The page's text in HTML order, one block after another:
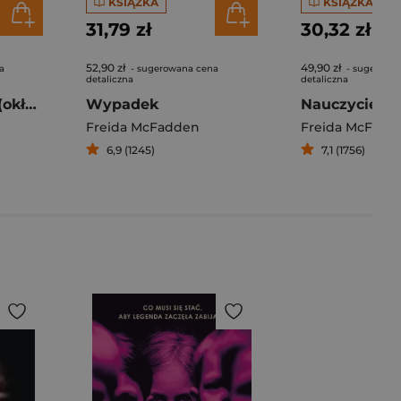
Pomoc domowa (okładka filmowa)
31,79 zł
52,90 zł - sugerowana cena
detaliczna
Wypadek
Freida McFadden
6,9 (1245)
30,32 zł
49,90 zł -
detaliczna
Nauczyciele
Freida
7,1 (1756)